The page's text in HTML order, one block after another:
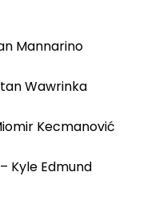
Mannarino
Wawrinka
Kecmanović
Kyle Edmund